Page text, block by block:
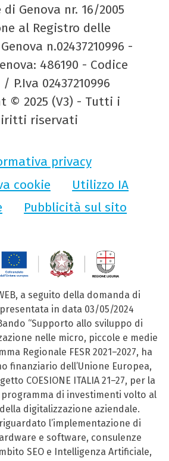
Genova nr. 16/2005
al Registro delle
n.02437210996 -
486190 - Codice
P.Iva 02437210996
© 2025 (V3) - Tutti i
riservati
privacy
cookie
Utilizzo IA
Pubblicità sul sito
a seguito della domanda di
in data 03/05/2024
“Supporto allo sviluppo di
nelle micro, piccole e medie
Regionale FESR 2021–2027, ha
finanziario dell’Unione Europea,
COESIONE ITALIA 21–27, per la
di investimenti volto al
digitalizzazione aziendale.
l’implementazione di
e software, consulenze
SEO e Intelligenza Artificiale,